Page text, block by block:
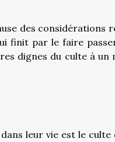
des considérations
finit par le faire
dignes du culte à un
leur vie est le culte